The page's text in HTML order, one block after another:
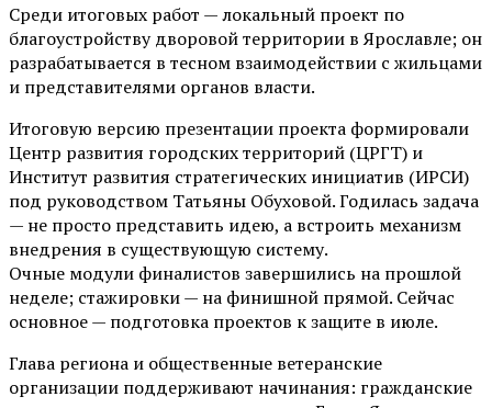
Среди итоговых работ — локальный проект по
благоустройству дворовой территории в Ярославле; он
разрабатывается в тесном взаимодействии с жильцами
и представителями органов власти.
Итоговую версию презентации проекта формировали
Центр развития городских территорий (ЦРГТ) и
Институт развития стратегических инициатив (ИРСИ)
под руководством Татьяны Обуховой. Годилась задача
— не просто представить идею, а встроить механизм
внедрения в существующую систему.
Очные модули финалистов завершились на прошлой
неделе; стажировки — на финишной прямой. Сейчас
основное — подготовка проектов к защите в июле.
Глава региона и общественные ветеранские
организации поддерживают начинания: гражданские